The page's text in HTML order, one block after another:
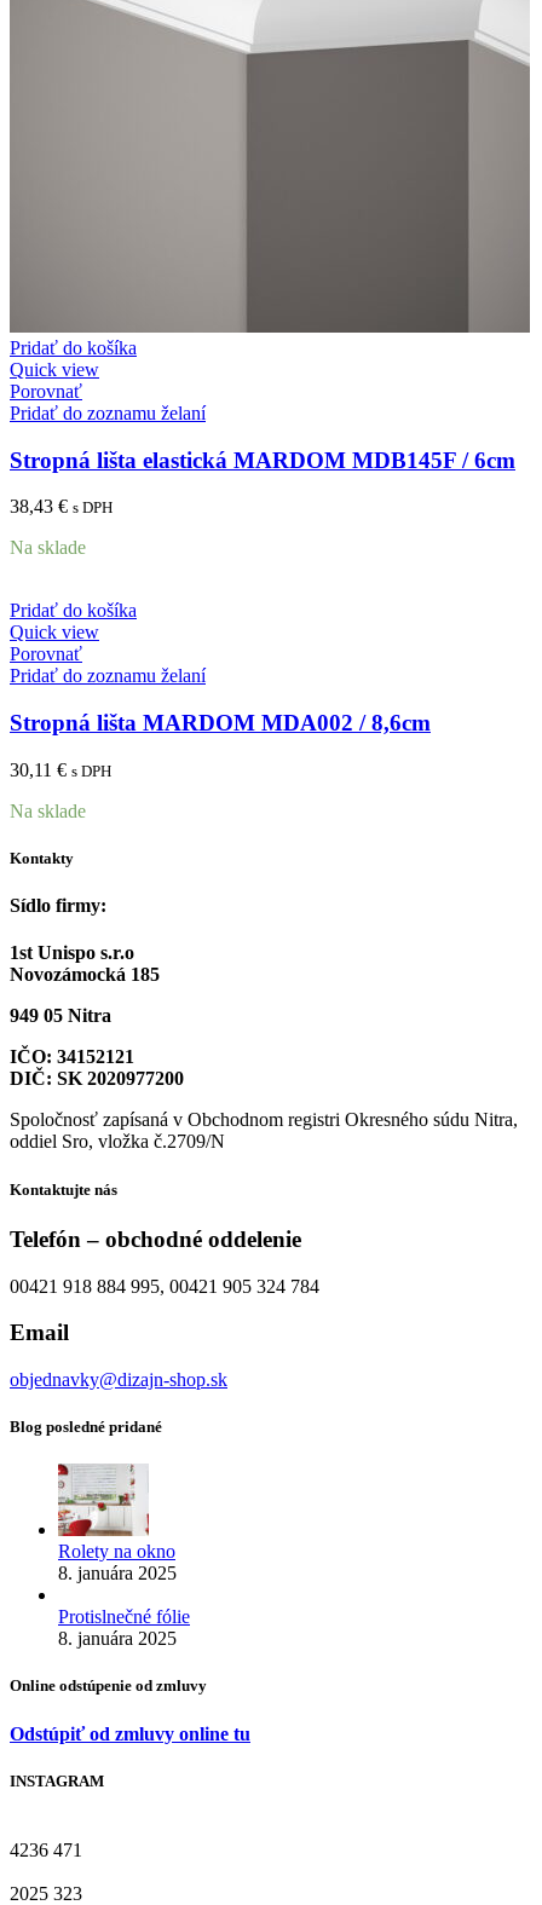
Pridať do košíka
Quick view
Porovnať
Pridať do zoznamu želaní
Stropná lišta elastická MARDOM MDB145F / 6cm
38,43 € s DPH
Na sklade
Pridať do košíka
Quick view
Porovnať
Pridať do zoznamu želaní
Stropná lišta MARDOM MDA002 / 8,6cm
30,11 € s DPH
Na sklade
Kontakty
Sídlo firmy:
1st Unispo s.r.o
Novozámocká 185
949 05 Nitra
IČO: 34152121
DIČ: SK 2020977200
Spoločnosť zapísaná v Obchodnom registri Okresného súdu Nitra,
oddiel Sro, vložka č.2709/N
Kontaktujte nás
Telefón – obchodné oddelenie
00421 918 884 995, 00421 905 324 784
Email
objednavky@dizajn-shop.sk
Blog posledné pridané
Rolety na okno
8. januára 2025
Protislnečné fólie
8. januára 2025
Online odstúpenie od zmluvy
Odstúpiť od zmluvy online tu
INSTAGRAM
4236 471
2025 323